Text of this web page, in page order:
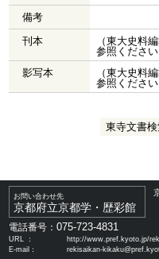
備考
刊本
（東大史料
参照ください
影写本
（東大史料
参照ください
東寺文書
お問い合わせ先
京都府立京都学・歴彩館
電話番号：075-723-4831
URL ：
http://www.pref.kyoto.jp/
E-mail：
rekisaikan-